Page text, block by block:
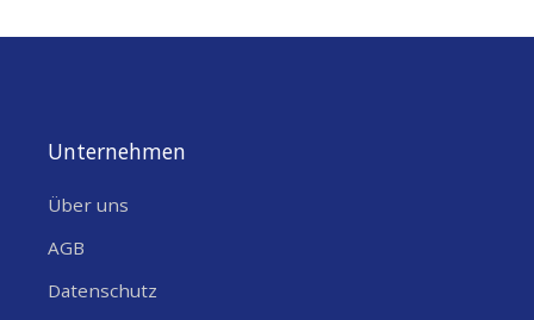
Unternehmen
Über uns
AGB
Datenschutz